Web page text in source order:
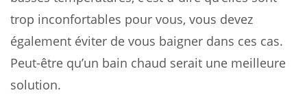
trop inconfortables pour vous, vous devez
également éviter de vous baigner dans ces cas.
Peut-être qu’un bain chaud serait une meilleure
solution.